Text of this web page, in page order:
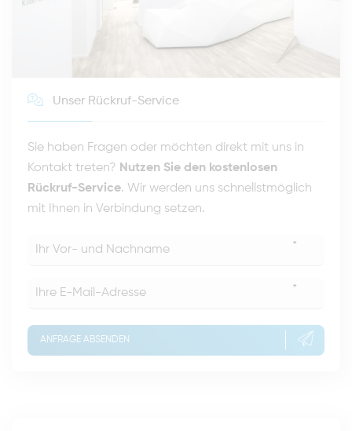
Unser Rückruf-Service
Sie haben Fragen oder möchten direkt mit uns in
Kontakt treten? Nutzen Sie den kostenlosen
Rückruf-Service. Wir werden uns schnellstmöglich
mit Ihnen in Verbindung setzen.
*
*
ANFRAGE ABSENDEN